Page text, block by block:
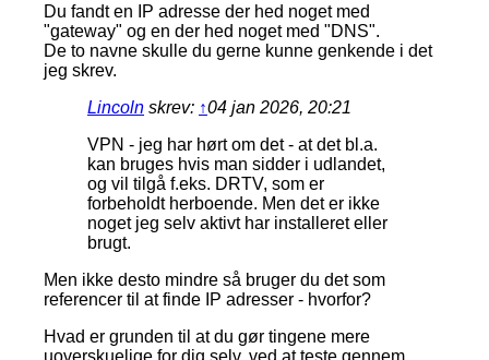
Du fandt en IP adresse der hed noget med
"gateway" og en der hed noget med "DNS".
De to navne skulle du gerne kunne genkende i det
jeg skrev.
Lincoln skrev: ↑04 jan 2026, 20:21
VPN - jeg har hørt om det - at det bl.a.
kan bruges hvis man sidder i udlandet,
og vil tilgå f.eks. DRTV, som er
forbeholdt herboende. Men det er ikke
noget jeg selv aktivt har installeret eller
brugt.
Men ikke desto mindre så bruger du det som
referencer til at finde IP adresser - hvorfor?
Hvad er grunden til at du gør tingene mere
uoverskuelige for dig selv, ved at teste gennem